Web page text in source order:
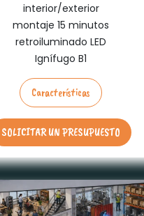
interior/exterior
montaje 15 minutos
retroiluminado LED
Ignífugo B1
Características
SOLICITAR UN PRESUPUESTO